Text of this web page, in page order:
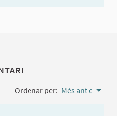
Ordenar per: Més antic